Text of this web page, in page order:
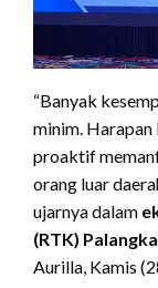
“Banyak
minim.
proaktif
orang luar
ujarnya dalam
(RTK)
Aurilla, Kamis